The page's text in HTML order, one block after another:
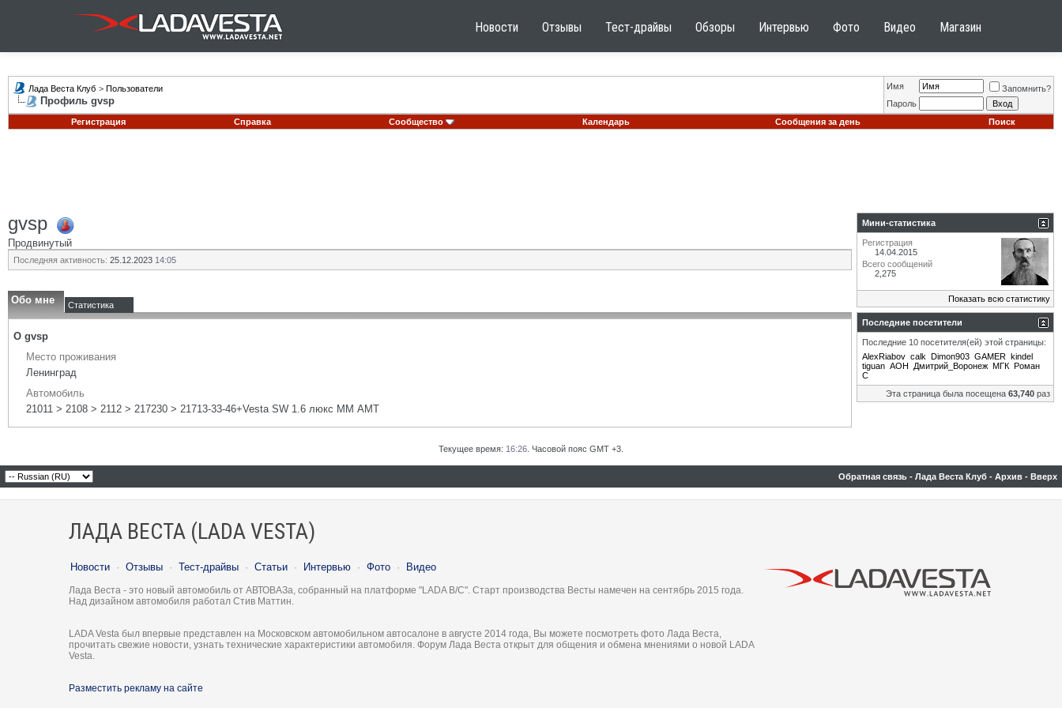
Новости Отзывы Тест-драйвы Обзоры Интервью Фото Видео Магазин
Лада Веста Клуб > Пользователи
Профиль gvsp
Имя
Запомнить?
Пароль
Регистрация
Справка Сообщество Календарь Сообщения за день Поиск
gvsp
Продвинутый
Последняя активность: 25.12.2023 14:05
Обо мне Статистика
О gvsp
Место проживания
Ленинград
Автомобиль
21011 > 2108 > 2112 > 217230 > 21713-33-46+Vesta SW 1.6 люкс ММ АМТ
Мини-статистика
Регистрация
14.04.2015
Всего сообщений
2,275
Показать всю статистику
Последние посетители
Последние 10 посетителя(ей) этой страницы:
AlexRiabov calk Dimon903 GAMER kindel
tiguan АОН Дмитрий_Воронеж МГК Роман
С
Эта страница была посещена 63,740 раз
Текущее время: 16:26 . Часовой пояс GMT +3.
Обратная связь - Лада Веста Клуб - Архив - Вверх
ЛАДА ВЕСТА (LADA VESTA)
Новости · Отзывы · Тест-драйвы · Статьи · Интервью · Фото · Видео
Лада Веста - это новый автомобиль от АВТОВАЗа, собранный на платформе "LADA B/C". Старт производства Весты намечен на сентябрь 2015 года.
Над дизайном автомобиля работал Стив Маттин.
LADA Vesta был впервые представлен на Московском автомобильном автосалоне в августе 2014 года, Вы можете посмотреть фото Лада Веста,
прочитать свежие новости, узнать технические характеристики автомобиля. Форум Лада Веста открыт для общения и обмена мнениями о новой LADA
Vesta.
Разместить рекламу на сайте